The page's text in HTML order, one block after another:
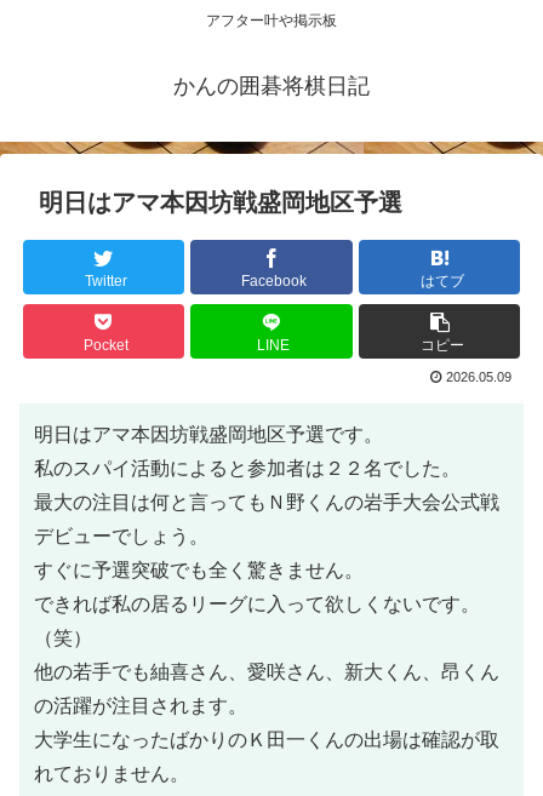
アフター叶や掲示板
かんの囲碁将棋日記
明日はアマ本因坊戦盛岡地区予選
Twitter Facebook はてブ
Pocket LINE コピー
2026.05.09
明日はアマ本因坊戦盛岡地区予選です。
私のスパイ活動によると参加者は２２名でした。
最大の注目は何と言ってもＮ野くんの岩手大会公式戦
デビューでしょう。
すぐに予選突破でも全く驚きません。
できれば私の居るリーグに入って欲しくないです。
（笑）
他の若手でも紬喜さん、愛咲さん、新大くん、昂くん
の活躍が注目されます。
大学生になったばかりのＫ田一くんの出場は確認が取
れておりません。